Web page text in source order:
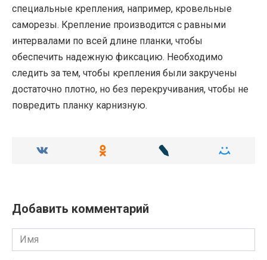
специальные крепления, например, кровельные
саморезы. Крепление производится с равными
интервалами по всей длине планки, чтобы
обеспечить надежную фиксацию. Необходимо
следить за тем, чтобы крепления были закручены
достаточно плотно, но без перекручивания, чтобы не
повредить планку карнизную.
Добавить комментарий
Имя